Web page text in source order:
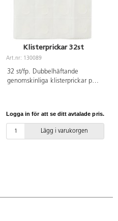
Klisterprickar 32st
Art.nr: 130089
32 st/fp. Dubbelhäftande
genomskinliga klisterprickar på
Logga in för att se ditt avtalade pris.
Lägg i varukorgen